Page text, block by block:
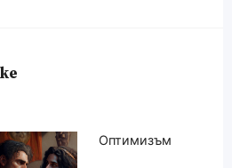
Оптимизъм